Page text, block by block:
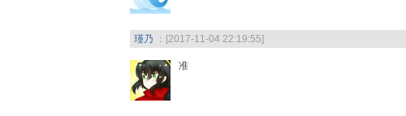
瑾乃 ：[2017-11-04 22:19:55]
准